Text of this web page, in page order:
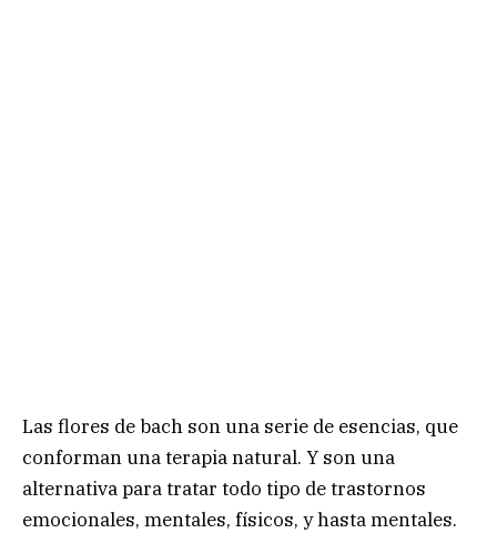
Las flores de bach son una serie de esencias, que
conforman una terapia natural. Y son una
alternativa para tratar todo tipo de trastornos
emocionales, mentales, físicos, y hasta mentales.